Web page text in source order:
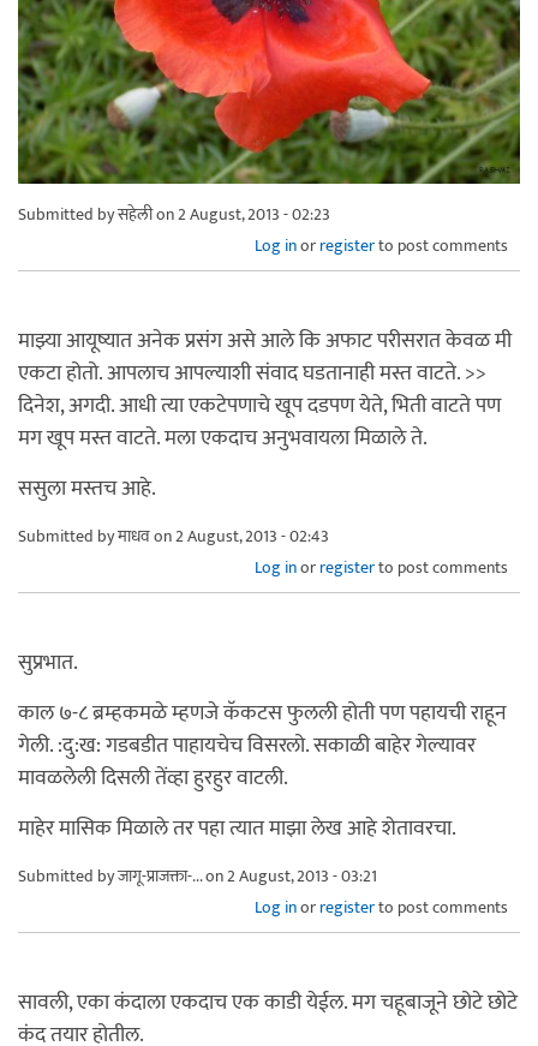
Submitted byसहेलीon 2 August, 2013 - 02:23
Log inorregisterto post comments
माझ्या आयूष्यात अनेक प्रसंग असे आले कि अफाट परीसरात केवळ मी
एकटा होतो. आपलाच आपल्याशी संवाद घडतानाही मस्त वाटते. >>
दिनेश, अगदी. आधी त्या एकटेपणाचे खूप दडपण येते, भिती वाटते पण
मग खूप मस्त वाटते. मला एकदाच अनुभवायला मिळाले ते.
ससुला मस्तच आहे.
Submitted byमाधवon 2 August, 2013 - 02:43
Log inorregisterto post comments
सुप्रभात.
काल ७-८ ब्रम्हकमळे म्हणजे कॅकटस फुलली होती पण पहायची राहून
गेली. :दु:ख: गडबडीत पाहायचेच विसरलो. सकाळी बाहेर गेल्यावर
मावळलेली दिसली तेंव्हा हुरहुर वाटली.
माहेर मासिक मिळाले तर पहा त्यात माझा लेख आहे शेतावरचा.
Submitted byजागू-प्राजक्ता-...on 2 August, 2013 - 03:21
Log inorregisterto post comments
सावली, एका कंदाला एकदाच एक काडी येईल. मग चहूबाजूने छोटे छोटे
कंद तयार होतील.